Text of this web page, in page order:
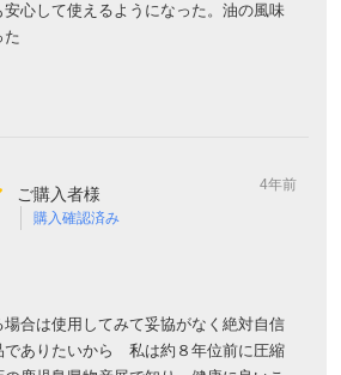
安心して使えるようになった。油の風味
た
ご購入者様
購入確認済み
4年前
場合は使用してみて妥協がなく絶対自信
でありたいから 私は約８年位前に圧縮